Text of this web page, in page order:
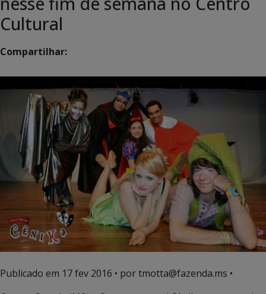
Cultural
Compartilhar:
Publicado em 17 fev 2016 • por tmotta@fazenda.ms •